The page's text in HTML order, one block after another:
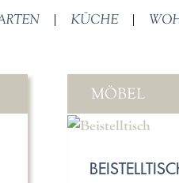
| KÜCHE |
MÖBEL